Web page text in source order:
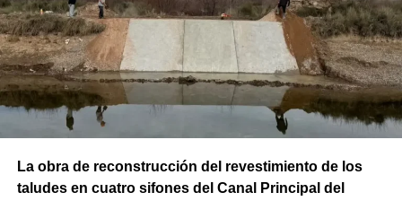
La obra de reconstrucción del revestimiento de los
taludes en cuatro sifones del Canal Principal del